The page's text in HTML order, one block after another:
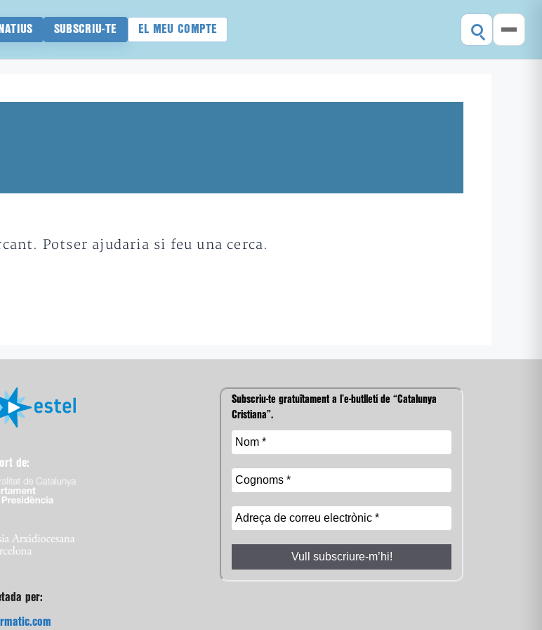
SUBSCRIU-TE EL MEU COMPTE
Potser ajudaria si feu una cerca.
de:
per:
Subscriu-te gratuïtament a l’e-butlletí de “Catalunya
Cristiana”.